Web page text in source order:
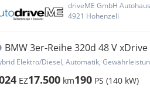
4921 Hohenzell
BMW 3er-Reihe 320d 48 V
Elektro/Diesel, Automatik,
EZ17.500 km190 PS (140 kW)